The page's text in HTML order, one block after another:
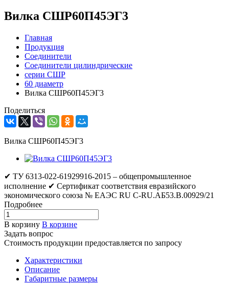
Вилка СШР60П45ЭГ3
Главная
Продукция
Соединители
Соединители цилиндрические
серии СШР
60 диаметр
Вилка СШР60П45ЭГ3
Поделиться
Вилка СШР60П45ЭГ3
✔ ТУ 6313-022-61929916-2015 – общепромышленное
исполнение ✔ Сертификат соответствия евразийского
экономического союза № ЕАЭС RU C-RU.АБ53.В.00929/21
Подробнее
В корзину В корзине
Задать вопрос
Стоимость продукции предоставляется по запросу
Характеристики
Описание
Габаритные размеры